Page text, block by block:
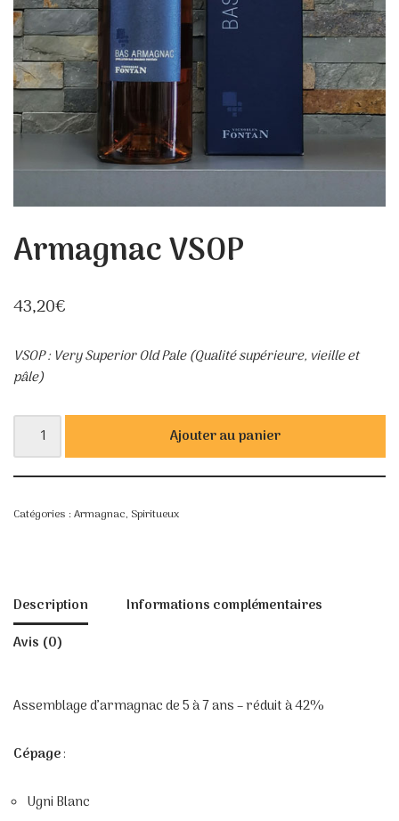
Armagnac VSOP
43,20€
VSOP : Very Superior Old Pale (Qualité supérieure, vieille et
pâle)
Ajouter au panier
Catégories : Armagnac, Spiritueux
Description
Informations complémentaires
Avis (0)
Assemblage d’armagnac de 5 à 7 ans – réduit à 42%
Cépage:
Ugni Blanc